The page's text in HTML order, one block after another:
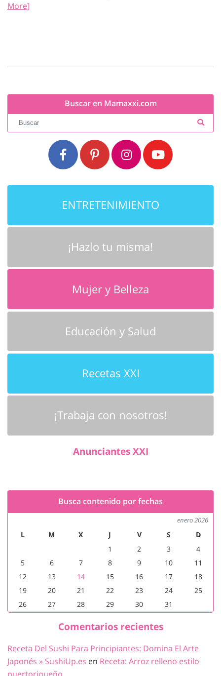
More]
Buscar en Mamaxxi.com
ENTRETENIMIENTO
¡Hazlo tu misma!
Mujer y Belleza
Educación y Salud
Recetas XXI
¡Trabaja con nosotros!
Anunciantes XXI
Busca contenido por fechas
enero 2026
L M X J V S
D
1
2 3
4
5
6 7 8 9 10
11
12
13 14 15 16 17
18
19
20 21 22 23 24
25
26
27 28 29 30 31
Comentarios recientes
Receta Del Sushi Para Principiantes: Domina El Arte
Japonés » SushiUp.es en Receta: Arroz relleno estilo